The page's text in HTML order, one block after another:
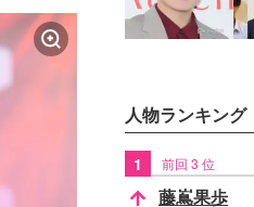
人物ランキング
1 前回 3 位
藤嶌果歩